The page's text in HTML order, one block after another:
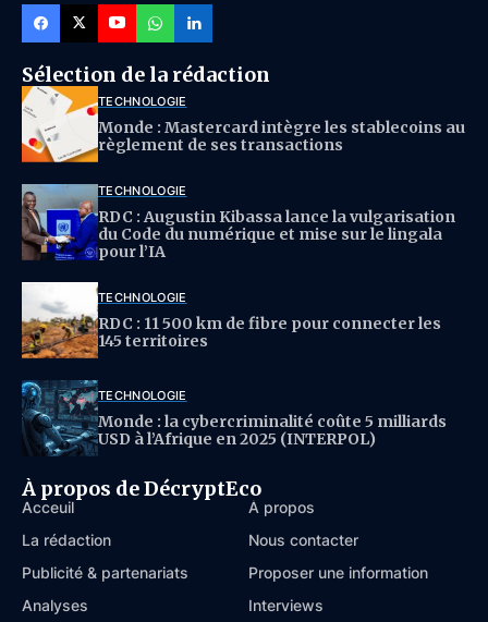
Sélection de la rédaction
TECHNOLOGIE
Monde : Mastercard intègre les stablecoins au
règlement de ses transactions
TECHNOLOGIE
RDC : Augustin Kibassa lance la vulgarisation
du Code du numérique et mise sur le lingala
pour l’IA
TECHNOLOGIE
RDC : 11 500 km de fibre pour connecter les
145 territoires
TECHNOLOGIE
Monde : la cybercriminalité coûte 5 milliards
USD à l’Afrique en 2025 (INTERPOL)
À propos de DécryptEco
Acceuil
À propos
La rédaction
Nous contacter
Publicité & partenariats
Proposer une information
Analyses
Interviews